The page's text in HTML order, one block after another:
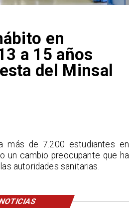
en
a 15 años
del Minsal
más de 7.200 estudiantes en
un cambio preocupante que ha
autoridades sanitarias.